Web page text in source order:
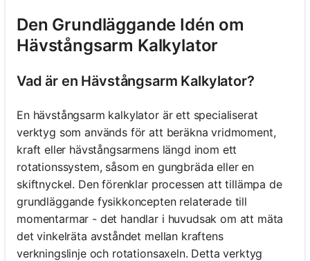
Den Grundläggande Idén om
Hävstångsarm Kalkylator
Vad är en Hävstångsarm Kalkylator?
En hävstångsarm kalkylator är ett specialiserat
verktyg som används för att beräkna vridmoment,
kraft eller hävstångsarmens längd inom ett
rotationssystem, såsom en gungbräda eller en
skiftnyckel. Den förenklar processen att tillämpa de
grundläggande fysikkoncepten relaterade till
momentarmar - det handlar i huvudsak om att mäta
det vinkelräta avståndet mellan kraftens
verkningslinje och rotationsaxeln. Detta verktyg